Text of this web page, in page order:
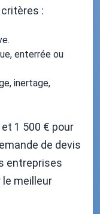
:
enterrée ou
inertage,
1 500 € pour
de devis
entreprises
le meilleur